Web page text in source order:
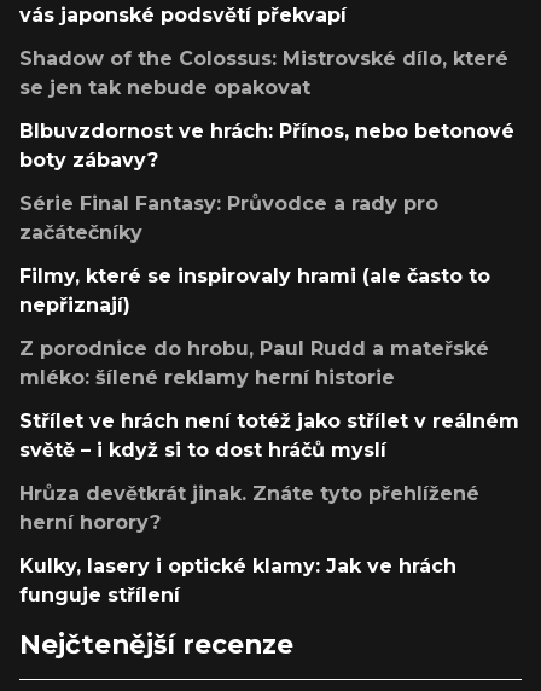
vás japonské podsvětí překvapí
Shadow of the Colossus: Mistrovské dílo, které
se jen tak nebude opakovat
Blbuvzdornost ve hrách: Přínos, nebo betonové
boty zábavy?
Série Final Fantasy: Průvodce a rady pro
začátečníky
Filmy, které se inspirovaly hrami (ale často to
nepřiznají)
Z porodnice do hrobu, Paul Rudd a mateřské
mléko: šílené reklamy herní historie
Střílet ve hrách není totéž jako střílet v reálném
světě – i když si to dost hráčů myslí
Hrůza devětkrát jinak. Znáte tyto přehlížené
herní horory?
Kulky, lasery i optické klamy: Jak ve hrách
funguje střílení
Nejčtenější recenze